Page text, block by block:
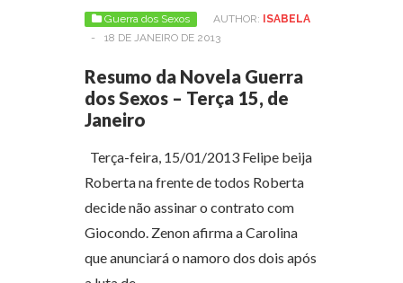
Guerra dos Sexos AUTHOR: ISABELA
-
18 DE JANEIRO DE 2013
Resumo da Novela Guerra
dos Sexos – Terça 15, de
Janeiro
Terça-feira, 15/01/2013 Felipe beija
Roberta na frente de todos Roberta
decide não assinar o contrato com
Giocondo. Zenon afirma a Carolina
que anunciará o namoro dos dois após